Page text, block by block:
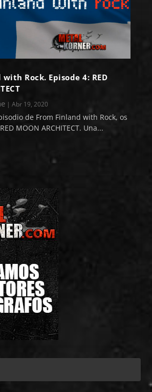
Rock. Episode 4: RED
|Abr 19, 2020
de From Finland with Rock, os
MOON ARCHITECT. Una...